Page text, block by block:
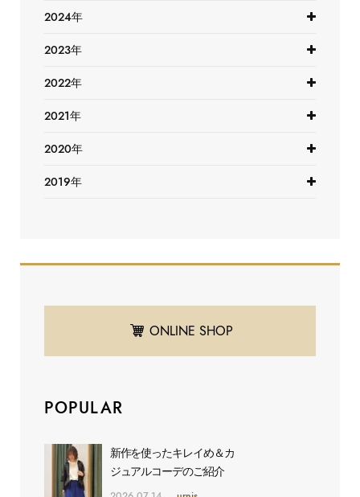
2024年
2023年
2022年
2021年
2020年
2019年
ONLINE SHOP
POPULAR
新作を使ったキレイめ＆カ
ジュアルコーデのご紹介